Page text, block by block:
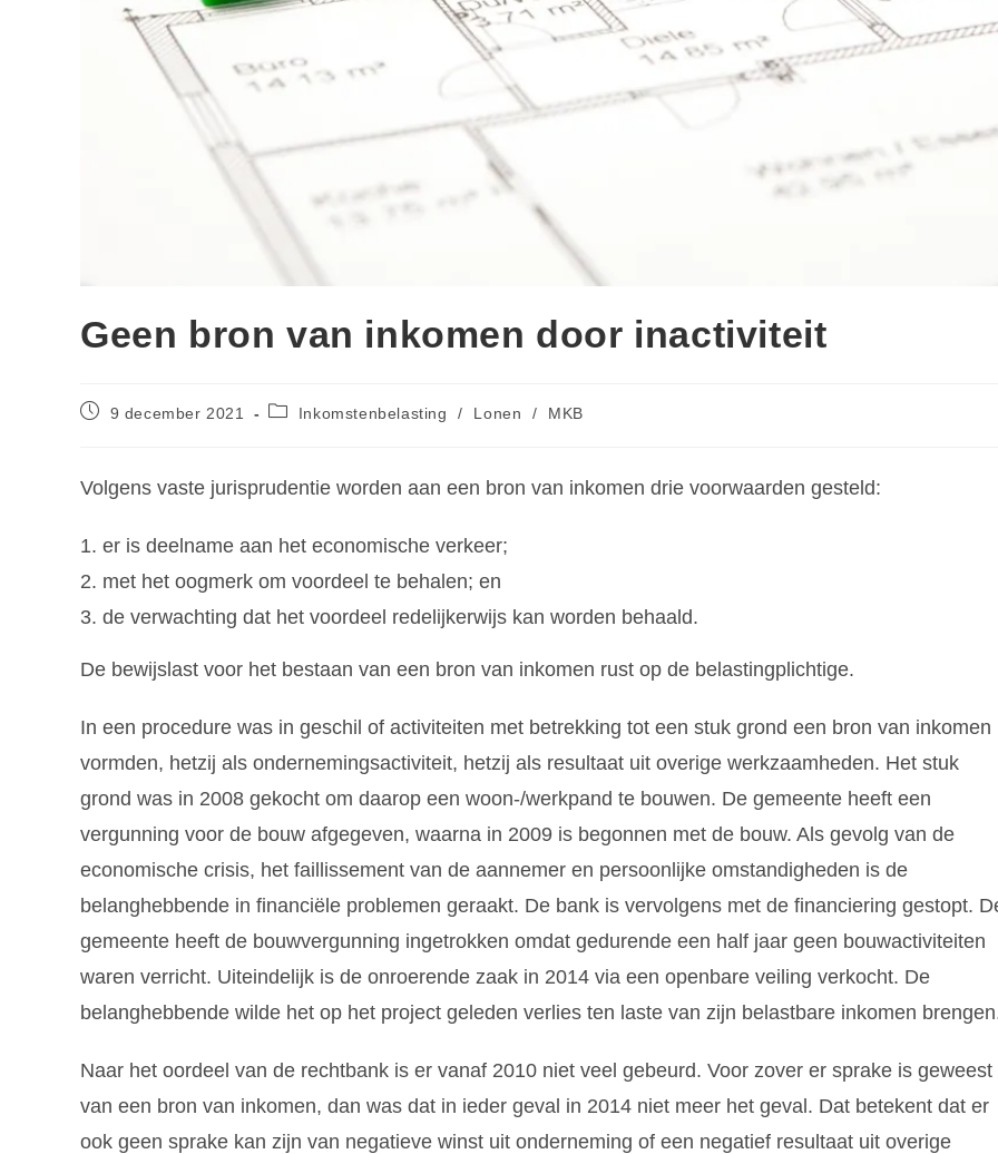
Geen bron van inkomen door inactiviteit
9 december 2021 Inkomstenbelasting / Lonen / MKB
Volgens vaste jurisprudentie worden aan een bron van inkomen drie voorwaarden gesteld:
er is deelname aan het economische verkeer;
met het oogmerk om voordeel te behalen; en
de verwachting dat het voordeel redelijkerwijs kan worden behaald.
De bewijslast voor het bestaan van een bron van inkomen rust op de belastingplichtige.
In een procedure was in geschil of activiteiten met betrekking tot een stuk grond een bron van inkomen
vormden, hetzij als ondernemingsactiviteit, hetzij als resultaat uit overige werkzaamheden. Het stuk
grond was in 2008 gekocht om daarop een woon-/werkpand te bouwen. De gemeente heeft een
vergunning voor de bouw afgegeven, waarna in 2009 is begonnen met de bouw. Als gevolg van de
economische crisis, het faillissement van de aannemer en persoonlijke omstandigheden is de
belanghebbende in financiële problemen geraakt. De bank is vervolgens met de financiering gestopt.
gemeente heeft de bouwvergunning ingetrokken omdat gedurende een half jaar geen bouwactiviteiten
waren verricht. Uiteindelijk is de onroerende zaak in 2014 via een openbare veiling verkocht. De
belanghebbende wilde het op het project geleden verlies ten laste van zijn belastbare inkomen
Naar het oordeel van de rechtbank is er vanaf 2010 niet veel gebeurd. Voor zover er sprake is geweest
van een bron van inkomen, dan was dat in ieder geval in 2014 niet meer het geval. Dat betekent dat er
ook geen sprake kan zijn van negatieve winst uit onderneming of een negatief resultaat uit overige